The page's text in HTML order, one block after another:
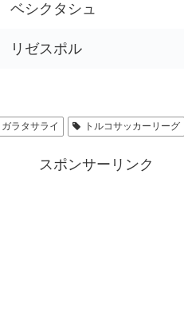
ベシクタシュ
リゼスポル
ガラタサライ トルコサッカーリーグ
スポンサーリンク